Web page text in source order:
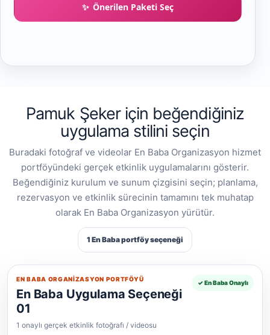
Önerilen Paketi Seç
Pamuk Şeker için beğendiğiniz
uygulama stilini seçin
Buradaki fotoğraf ve videolar En Baba Organizasyon hizmet
portföyündeki gerçek etkinlik uygulamalarını gösterir.
Beğendiğiniz kurulum ve sunum çizgisini seçin; planlama,
rezervasyon ve etkinlik sürecinin tamamını tek muhatap
olarak En Baba Organizasyon yürütür.
1 En Baba portföy seçeneği
EN BABA ORGANIZASYON PORTFÖYÜ
En Baba Uygulama Seçeneği
01
1 onaylı gerçek etkinlik fotoğrafı / videosu
✓ En Baba Onaylı